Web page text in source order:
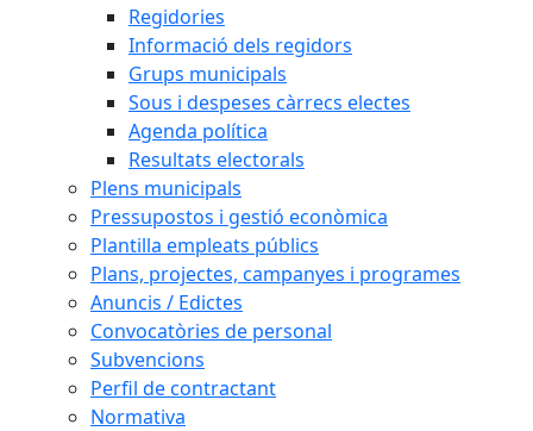
Regidories
Informació dels regidors
Grups municipals
Sous i despeses càrrecs electes
Agenda política
Resultats electorals
Plens municipals
Pressupostos i gestió econòmica
Plantilla empleats públics
Plans, projectes, campanyes i programes
Anuncis / Edictes
Convocatòries de personal
Subvencions
Perfil de contractant
Normativa